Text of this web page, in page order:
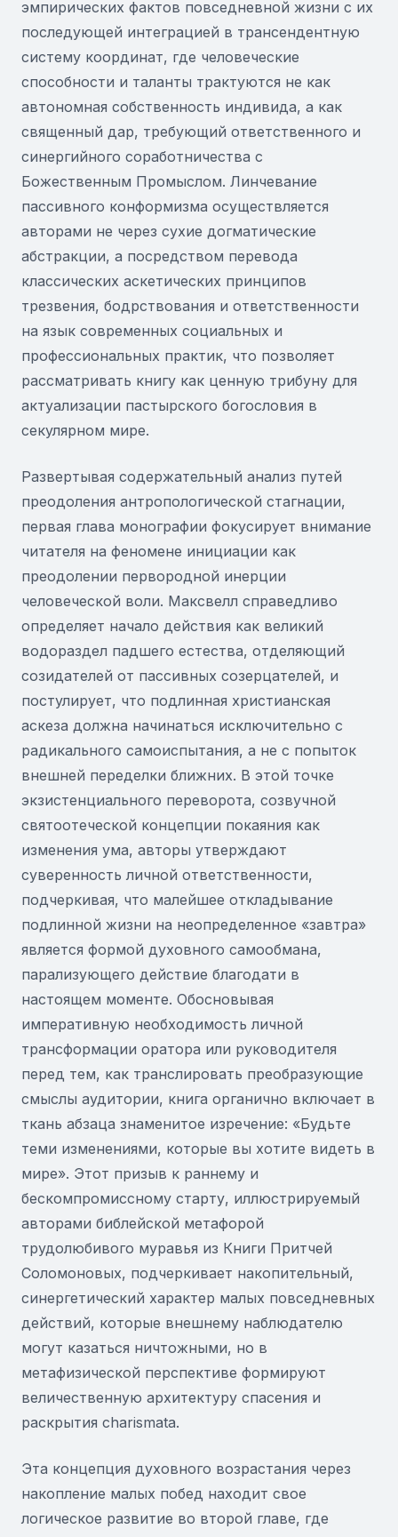
эмпирических фактов повседневной жизни с их
последующей интеграцией в трансендентную
систему координат, где человеческие
способности и таланты трактуются не как
автономная собственность индивида, а как
священный дар, требующий ответственного и
синергийного соработничества с
Божественным Промыслом. Линчевание
пассивного конформизма осуществляется
авторами не через сухие догматические
абстракции, а посредством перевода
классических аскетических принципов
трезвения, бодрствования и ответственности
на язык современных социальных и
профессиональных практик, что позволяет
рассматривать книгу как ценную трибуну для
актуализации пастырского богословия в
секулярном мире.
Развертывая содержательный анализ путей
преодоления антропологической стагнации,
первая глава монографии фокусирует внимание
читателя на феномене инициации как
преодолении первородной инерции
человеческой воли. Максвелл справедливо
определяет начало действия как великий
водораздел падшего естества, отделяющий
созидателей от пассивных созерцателей, и
постулирует, что подлинная христианская
аскеза должна начинаться исключительно с
радикального самоиспытания, а не с попыток
внешней переделки ближних. В этой точке
экзистенциального переворота, созвучной
святоотеческой концепции покаяния как
изменения ума, авторы утверждают
суверенность личной ответственности,
подчеркивая, что малейшее откладывание
подлинной жизни на неопределенное «завтра»
является формой духовного самообмана,
парализующего действие благодати в
настоящем моменте. Обосновывая
императивную необходимость личной
трансформации оратора или руководителя
перед тем, как транслировать преобразующие
смыслы аудитории, книга органично включает в
ткань абзаца знаменитое изречение: «Будьте
теми изменениями, которые вы хотите видеть в
мире». Этот призыв к раннему и
бескомпромиссному старту, иллюстрируемый
авторами библейской метафорой
трудолюбивого муравья из Книги Притчей
Соломоновых, подчеркивает накопительный,
синергетический характер малых повседневных
действий, которые внешнему наблюдателю
могут казаться ничтожными, но в
метафизической перспективе формируют
величественную архитектуру спасения и
раскрытия charismata.
Эта концепция духовного возрастания через
накопление малых побед находит свое
логическое развитие во второй главе, где